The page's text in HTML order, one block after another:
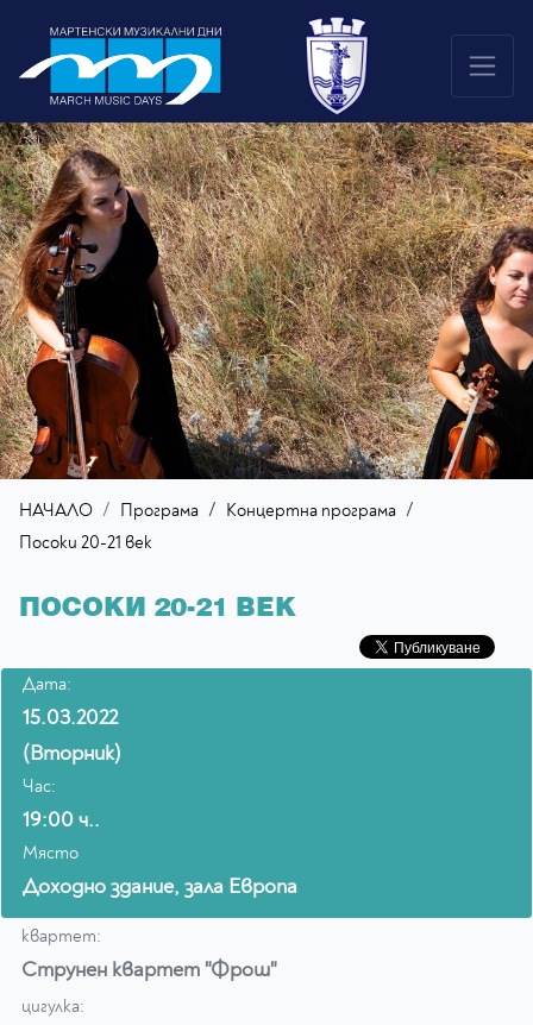
НАЧАЛО Програма / Концертна програма /
Посоки 20-21 век
ПОСОКИ 20-21 ВЕК
Дата:
15.03.2022
(Вторник)
Час:
19:00 ч..
Място
Доходно здание, зала Европа
квартет:
Струнен квартет "Фрош"
цигулка: